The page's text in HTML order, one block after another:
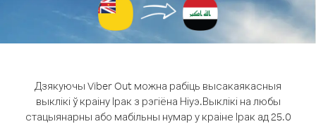
Дзякуючы Viber Out можна рабіць высакаякасныя
выклікі ў краіну Ірак з рэгіёна Ніуэ.Выклікі на любы
стацыянарны або мабільны нумар у краіне Ірак ад 25.0